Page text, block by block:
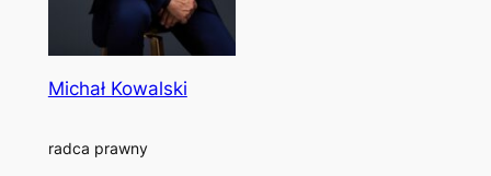
Michał Kowalski
radca prawny